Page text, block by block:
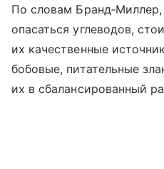
По словам
опасаться углеводов,
их качественные
бобовые, питательные
их в сбалансированный